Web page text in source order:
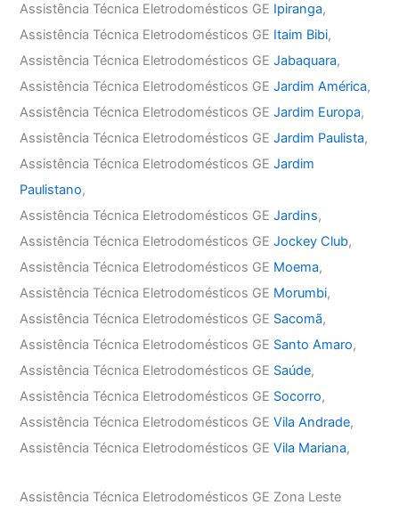
Assistência Técnica Eletrodomésticos GE Ipiranga,
Assistência Técnica Eletrodomésticos GE Itaim Bibi,
Assistência Técnica Eletrodomésticos GEJabaquara,
Assistência Técnica Eletrodomésticos GEJardim América,
Assistência Técnica Eletrodomésticos GEJardim Europa,
Assistência Técnica Eletrodomésticos GEJardim Paulista,
Assistência Técnica Eletrodomésticos GEJardim
Paulistano,
Assistência Técnica Eletrodomésticos GEJardins,
Assistência Técnica Eletrodomésticos GEJockey Club,
Assistência Técnica Eletrodomésticos GE Moema,
Assistência Técnica Eletrodomésticos GE Morumbi,
Assistência Técnica Eletrodomésticos GE Sacomã,
Assistência Técnica Eletrodomésticos GE Santo Amaro,
Assistência Técnica Eletrodomésticos GE Saúde,
Assistência Técnica Eletrodomésticos GE Socorro,
Assistência Técnica Eletrodomésticos GEVila Andrade,
Assistência Técnica Eletrodomésticos GEVila Mariana,
Assistência Técnica Eletrodomésticos GE Zona Leste